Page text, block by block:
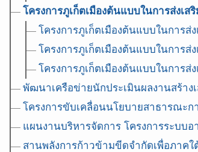
โครงการภูเก็ตเมืองต้นแบบในการส่งเ
โครงการภูเก็ตเมืองต้นแบบในการส่
โครงการภูเก็ตเมืองต้นแบบในการส่
โครงการภูเก็ตเมืองต้นแบบในการส่
พัฒนาเครือข่ายนักประเมินผลงานสร้า
โครงการขับเคลื่อนนโยบายสาธารณะก
แผนงานบริหารจัดการ โครงการระบบ
สานพลังการก้าวข้ามขีดจำกัดเพื่อภาคใ